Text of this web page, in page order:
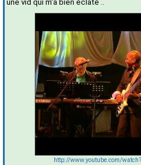
une vid qui m'a bien éclaté ..
http://www.youtube.com/